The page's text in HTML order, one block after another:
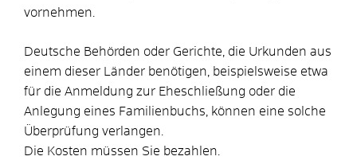
vornehmen.
Deutsche Behörden oder Gerichte, die Urkunden aus
einem dieser Länder benötigen,
beispielsweise etwa
für die Anmeldung zur Eheschließung oder die
Anlegung eines Familienbuchs,
können eine solche
Überprüfung verlangen.
Die Kosten müssen Sie bezahlen.